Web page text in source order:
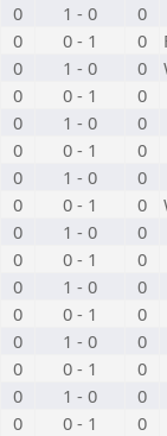
0 1 - 0
0
0 0 - 1 0
0 1 - 0 0
0 0 - 1
0
0 1 - 0
0
0 0 - 1
0
0 1 - 0
0
0 0 - 1 0
0 1 - 0
0
0 0 - 1
0
0 1 - 0
0
0 0 - 1
0
0 1 - 0
0
0 0 - 1
0
0 1 - 0
0
0 0 - 1
0